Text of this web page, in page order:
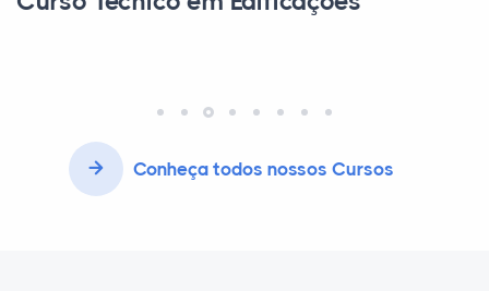
Conheça todos nossos Cursos